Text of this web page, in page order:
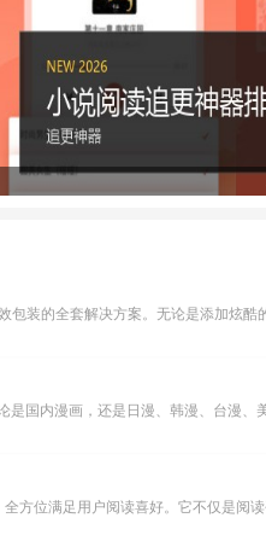
装的全套解决方案。无论是添加炫酷
位满足用户阅读喜好。它不仅是阅